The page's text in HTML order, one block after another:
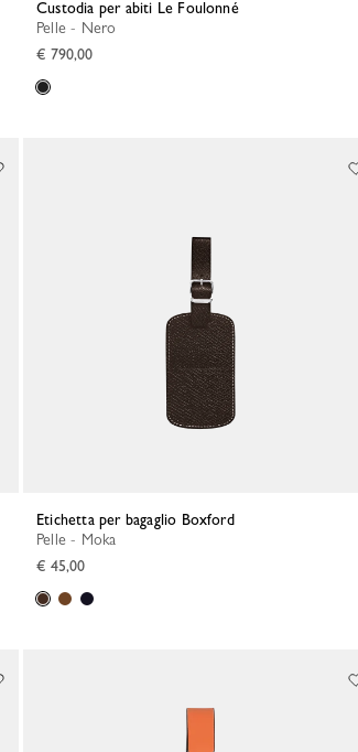
Custodia per abiti Le Foulonné
Pelle - Nero
€ 790,00
Etichetta per bagaglio Boxford
Pelle - Moka
€ 45,00